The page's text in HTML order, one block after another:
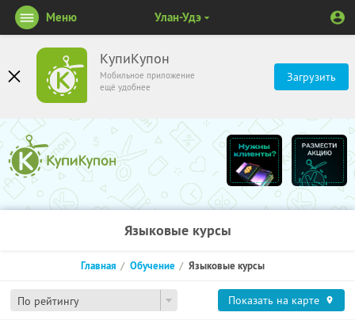
КупиКупон
Мобильное приложение
ещё удобнее
Загрузить
Меню Улан-Удэ
Языковые курсы
По рейтингу
Главная Обучение Языковые курсы
Показать на карте